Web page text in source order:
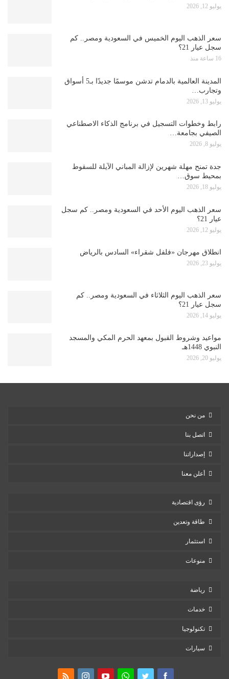
يوليو 12, 2026
سعر الذهب اليوم الخميس في السعودية ومصر.. كم
سجل عيار 21؟
16 ساعة منذ
المدينة العالمية بالدمام تدشن موسمًا جديدًا بـ5 أسواق
وتجارب…
يوليو 13, 2026
رابط وخطوات التسجيل في برنامج الذكاء الاصطناعي
الصيفي بجامعة…
يوليو 8, 2026
جدة تمنح مهلة شهرين لإزالة المباني الآيلة للسقوط
بمحيط سوق…
يوليو 18, 2026
سعر الذهب اليوم الأحد في السعودية ومصر.. كم سجل
عيار 21؟
يوليو 12, 2026
انطلاق مهرجان «فلفل شقراء» السادس بالرياض
يوليو 23, 2026
سعر الذهب اليوم الثلاثاء في السعودية ومصر.. كم
سجل عيار 21؟
يوليو 14, 2026
مواعيد وشروط القبول بمعهد الحرم المكي والمسجد
النبوي 1448هـ
يوليو 20, 2026
من نحن
اتصل بنا
إصداراتنا
أعلن معنا
رؤى اقتصادية
طاقة وتعدين
استثمار
منوعات
رياضة
خدمات
تكنولوجيا
سيارات